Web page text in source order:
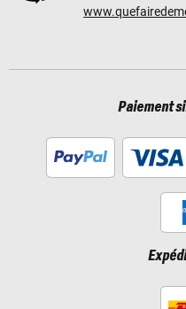
Paiement